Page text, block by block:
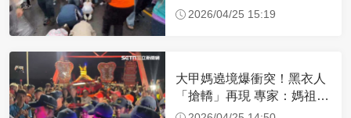
2026/04/25 15:19
大甲媽遶境爆衝突！黑衣人
「搶轎」再現 專家：媽祖不
保佑 曝最糟情況